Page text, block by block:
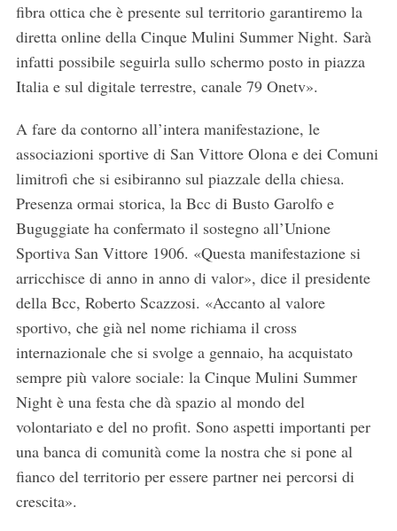
fibra ottica che è presente sul territorio garantiremo la
diretta online della Cinque Mulini Summer Night. Sarà
infatti possibile seguirla sullo schermo posto in piazza
Italia e sul digitale terrestre, canale 79 Onetv».
A fare da contorno all’intera manifestazione, le
associazioni sportive di San Vittore Olona e dei Comuni
limitrofi che si esibiranno sul piazzale della chiesa.
Presenza ormai storica, la Bcc di Busto Garolfo e
Buguggiate ha confermato il sostegno all’Unione
Sportiva San Vittore 1906. «Questa manifestazione si
arricchisce di anno in anno di valor», dice il presidente
della Bcc, Roberto Scazzosi. «Accanto al valore
sportivo, che già nel nome richiama il cross
internazionale che si svolge a gennaio, ha acquistato
sempre più valore sociale: la Cinque Mulini Summer
Night è una festa che dà spazio al mondo del
volontariato e del no profit. Sono aspetti importanti per
una banca di comunità come la nostra che si pone al
fianco del territorio per essere partner nei percorsi di
crescita».